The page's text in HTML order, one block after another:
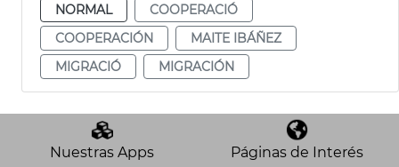
NORMAL
COOPERACIÓ
COOPERACIÓN
MAITE IBÁÑEZ
MIGRACIÓ
MIGRACIÓN
Nuestras Apps Páginas de Interés